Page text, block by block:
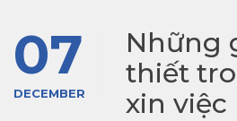
07
DECEMBER
Những
thiết
xin việc